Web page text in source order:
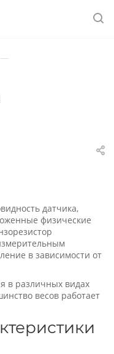
—
датчика,
физические
в зависимости от
в различных видах
весов работает